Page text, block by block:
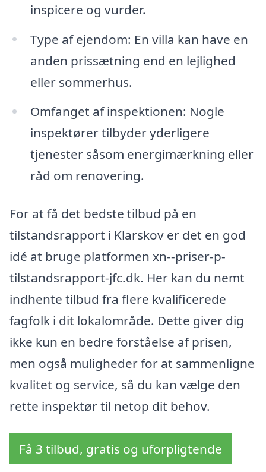
inspicere og vurder.
Type af ejendom: En villa kan have en
anden prissætning end en lejlighed
eller sommerhus.
Omfanget af inspektionen: Nogle
inspektører tilbyder yderligere
tjenester såsom energimærkning eller
råd om renovering.
For at få det bedste tilbud på en
tilstandsrapport i Klarskov er det en god
idé at bruge platformen xn--priser-p-
tilstandsrapport-jfc.dk. Her kan du nemt
indhente tilbud fra flere kvalificerede
fagfolk i dit lokalområde. Dette giver dig
ikke kun en bedre forståelse af prisen,
men også muligheder for at sammenligne
kvalitet og service, så du kan vælge den
rette inspektør til netop dit behov.
Få 3 tilbud, gratis og uforpligtende